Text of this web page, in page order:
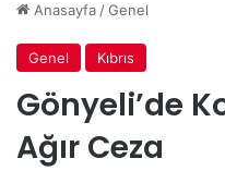
Anasayfa/Genel
Genel Kıbrıs
Gönyeli’de
Ağır Ceza